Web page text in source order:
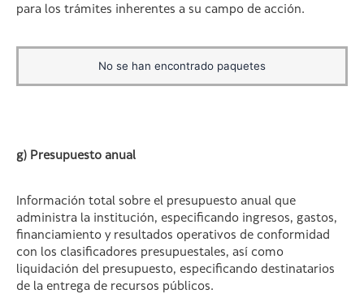
para los trámites inherentes a su campo de acción.
No se han encontrado paquetes
g) Presupuesto anual
Información total sobre el presupuesto anual que
administra la institución, especificando ingresos, gastos,
financiamiento y resultados operativos de conformidad
con los clasificadores presupuestales, así como
liquidación del presupuesto, especificando destinatarios
de la entrega de recursos públicos.